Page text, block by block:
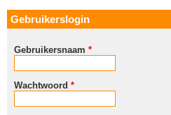
Gebruikerslogin
Gebruikersnaam *
Wachtwoord *